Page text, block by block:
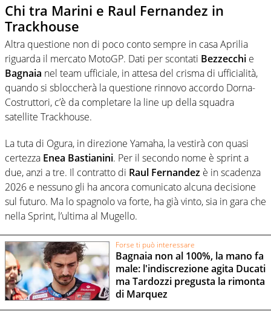
Chi tra Marini e Raul Fernandez in
Trackhouse
Altra questione non di poco conto sempre in casa Aprilia
riguarda il mercato MotoGP. Dati per scontati Bezzecchi e
Bagnaia nel team ufficiale, in attesa del crisma di ufficialità,
quando si sbloccherà la questione rinnovo accordo Dorna-
Costruttori, c’è da completare la line up della squadra
satellite Trackhouse.
La tuta di Ogura, in direzione Yamaha, la vestirà con quasi
certezza Enea Bastianini. Per il secondo nome è sprint a
due, anzi a tre. Il contratto di Raul Fernandez è in scadenza
2026 e nessuno gli ha ancora comunicato alcuna decisione
sul futuro. Ma lo spagnolo va forte, ha già vinto, sia in gara che
nella Sprint, l’ultima al Mugello.
Forse ti può interessare
Bagnaia non al 100%, la mano fa
male: l'indiscrezione agita Ducati
ma Tardozzi pregusta la rimonta
di Marquez